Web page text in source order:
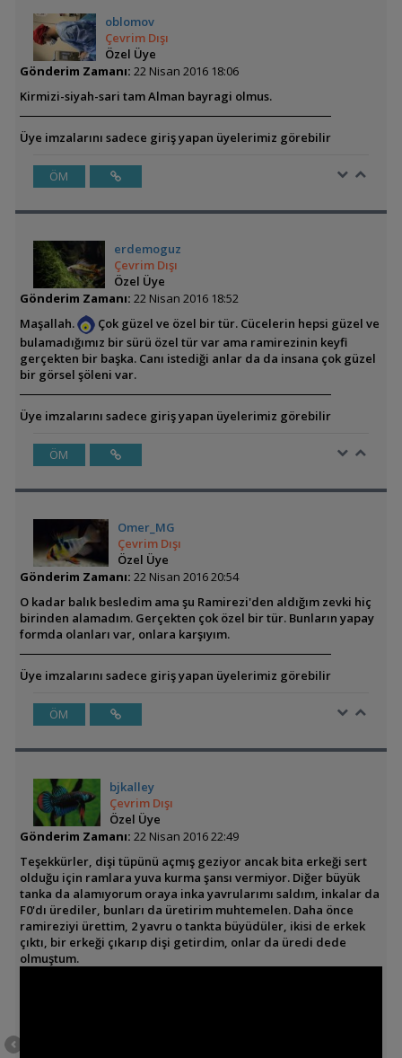
oblomov
Çevrim Dışı
Özel Üye
Gönderim Zamanı: 22 Nisan 2016 18:06
Kirmizi-siyah-sari tam Alman bayragi olmus.
Üye imzalarını sadece giriş yapan üyelerimiz görebilir
ÖM
erdemoguz
Çevrim Dışı
Özel Üye
Gönderim Zamanı: 22 Nisan 2016 18:52
Maşallah.
Çok güzel ve özel bir tür. Cücelerin hepsi güzel ve
bulamadığımız bir sürü özel tür var ama ramirezinin keyfi
gerçekten bir başka. Canı istediği anlar da da insana çok güzel
bir görsel şöleni var.
Üye imzalarını sadece giriş yapan üyelerimiz görebilir
ÖM
Omer_MG
Çevrim Dışı
Özel Üye
Gönderim Zamanı: 22 Nisan 2016 20:54
O kadar balık besledim ama şu Ramirezi'den aldığım zevki hiç
birinden alamadım. Gerçekten çok özel bir tür. Bunların yapay
formda olanları var, onlara karşıyım.
Üye imzalarını sadece giriş yapan üyelerimiz görebilir
ÖM
bjkalley
Çevrim Dışı
Özel Üye
Gönderim Zamanı: 22 Nisan 2016 22:49
Teşekkürler, dişi tüpünü açmış geziyor ancak bita erkeği sert
olduğu için ramlara yuva kurma şansı vermiyor. Diğer büyük
tanka da alamıyorum oraya inka yavrularımı saldım, inkalar da
F0'dı ürediler, bunları da üretirim muhtemelen. Daha önce
ramireziyi ürettim, 2 yavru o tankta büyüdüler, ikisi de erkek
çıktı, bir erkeği çıkarıp dişi getirdim, onlar da üredi dede
olmuştum.